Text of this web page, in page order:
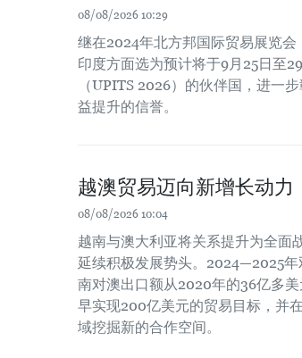
08/08/2026 10:29
继在2024年北方邦国际贸易展览
印度方面选为预计将于9月25日至
（UPITS 2026）的伙伴国，进一
益提升的信誉。
越澳贸易迈向新增长动力
08/08/2026 10:04
越南与澳大利亚将关系提升为全面
延续积极发展势头。2024—2025
南对澳出口额从2020年的36亿多
早实现200亿美元的贸易目标，并
域挖掘新的合作空间。